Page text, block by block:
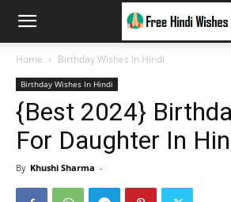
Home Birthday Wishes In Hindi
Birthday Wishes In Hindi
{Best 2024}
For Daughter In
By Khushi Sharma -